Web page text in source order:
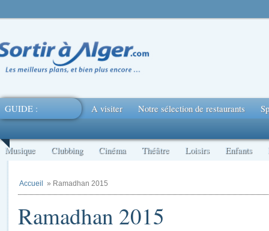
GUIDE : A visiter Notre sélection de restaurants
Musique Clubbing Cinéma Théâtre Loisirs Enfants
Accueil » Ramadhan 2015
Ramadhan 2015